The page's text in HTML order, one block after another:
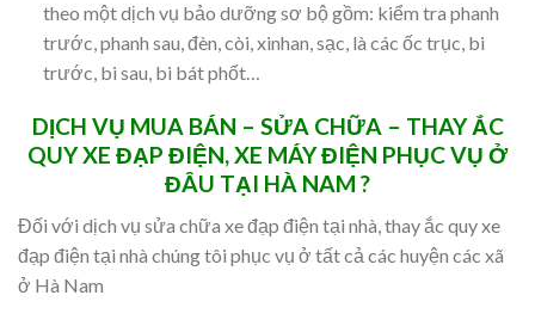
theo một dịch vụ bảo dưỡng sơ bộ gồm: kiểm tra phanh
trước, phanh sau, đèn, còi, xinhan, sạc, là các ốc trục, bi
trước, bi sau, bi bát phốt…
DỊCH VỤ MUA BÁN – SỬA CHỮA – THAY ẮC
QUY XE ĐẠP ĐIỆN, XE MÁY ĐIỆN PHỤC VỤ Ở
ĐÂU TẠI HÀ NAM ?
Đối với dịch vụ sửa chữa xe đạp điện tại nhà, thay ắc quy xe
đạp điện tại nhà chúng tôi phục vụ ở tất cả các huyện các xã
ở Hà Nam